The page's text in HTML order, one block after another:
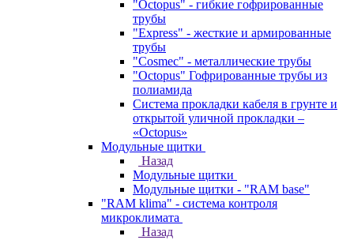
"Octopus" - гибкие гофрированные
трубы
"Express" - жесткие и армированные
трубы
"Cosmec" - металлические трубы
"Octopus" Гофрированные трубы из
полиамида
Система прокладки кабеля в грунте и
открытой уличной прокладки –
«Octopus»
Модульные щитки
Назад
Модульные щитки
Модульные щитки - "RAM base"
"RAM klima" - система контроля
микроклимата
Назад